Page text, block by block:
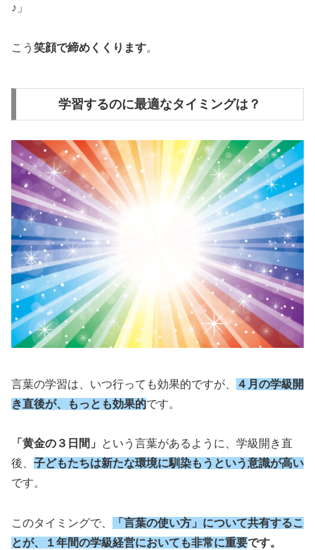
♪」
こう 笑顔で締めくくります。
学習するのに最適なタイミングは？
言葉の学習は、いつ行っても効果的ですが、
４月の学級開
き直後が、もっとも効果的です。
「黄金の３日間」
という言葉があるように、学級開き直
後、 子どもたちは新たな環境に馴染もうという意識が高い
です。
このタイミングで、
「言葉の使い方」について共有するこ
とが、１年間の学級経営においても非常に重要です。